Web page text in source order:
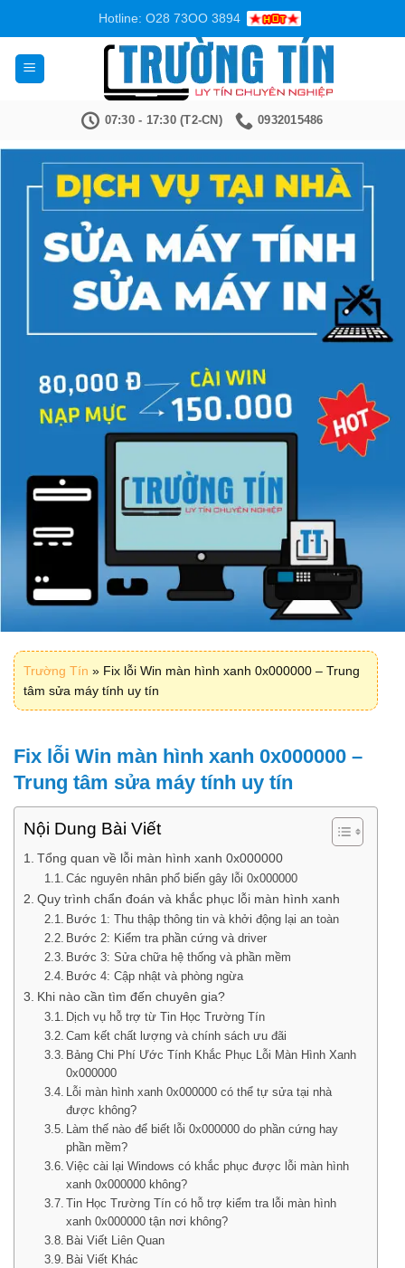
nội
dung
Hotline: O28 73OO 3894
07:30 - 17:30 (T2-CN) 0932015486
Trường Tín » Fix lỗi Win màn hình xanh 0x000000 – Trung
tâm sửa máy tính uy tín
Fix lỗi Win màn hình xanh 0x000000 –
Trung tâm sửa máy tính uy tín
Nội Dung Bài Viết
Tổng quan về lỗi màn hình xanh 0x000000
Các nguyên nhân phổ biến gây lỗi 0x000000
Quy trình chẩn đoán và khắc phục lỗi màn hình xanh
Bước 1: Thu thập thông tin và khởi động lại an toàn
Bước 2: Kiểm tra phần cứng và driver
Bước 3: Sửa chữa hệ thống và phần mềm
Bước 4: Cập nhật và phòng ngừa
Khi nào cần tìm đến chuyên gia?
Dịch vụ hỗ trợ từ Tin Học Trường Tín
Cam kết chất lượng và chính sách ưu đãi
Bảng Chi Phí Ước Tính Khắc Phục Lỗi Màn Hình Xanh
0x000000
Lỗi màn hình xanh 0x000000 có thể tự sửa tại nhà
được không?
Làm thế nào để biết lỗi 0x000000 do phần cứng hay
phần mềm?
Việc cài lại Windows có khắc phục được lỗi màn hình
xanh 0x000000 không?
Tin Học Trường Tín có hỗ trợ kiểm tra lỗi màn hình
xanh 0x000000 tận nơi không?
Bài Viết Liên Quan
Bài Viết Khác